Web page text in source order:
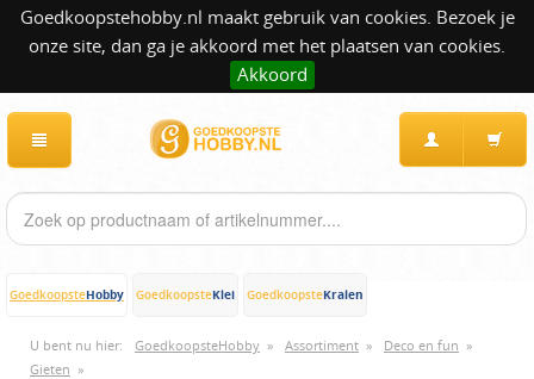
Goedkoopstehobby.nl maakt gebruik van cookies. Bezoek je
onze site, dan ga je akkoord met het plaatsen van cookies.
Akkoord
GoedkoopsteHobby GoedkoopsteKlei GoedkoopsteKralen
U bent nu hier: GoedkoopsteHobby » Assortiment » Deco en fun »
Gieten »